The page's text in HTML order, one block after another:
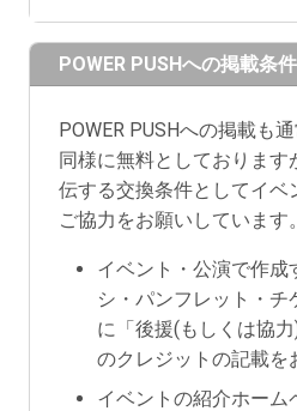
POWER PUSHへの掲載条件
POWER PUSHへの掲載も
同様に無料としております
伝する交換条件としてイベ
ご協力をお願いしています。
イベント・公演で作成
シ・パンフレット・チ
に「後援(もしくは協
のクレジットの記載を
イベントの紹介ホーム